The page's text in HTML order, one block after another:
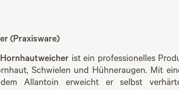
(Praxisware)
ist ein professionelles
Schwielen und Hühneraugen. Mit
Allantoin erweicht er selbst